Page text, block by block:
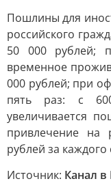
Пошлины для
российского
50 000 рублей;
временное
000 рублей; при
пять раз: с
увеличивается
привлечение
рублей за каждого
Источник: Канал